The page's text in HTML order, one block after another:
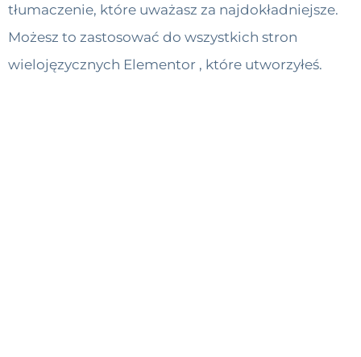
tłumaczenie, które uważasz za najdokładniejsze.
Możesz to zastosować do wszystkich stron
wielojęzycznych Elementor , które utworzyłeś.